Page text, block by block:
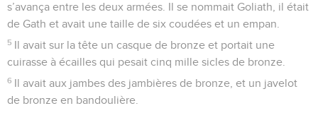
s’avança entre les deux armées. Il se nommait Goliath, il était
de Gath et avait une taille de six coudées et un empan.
5 Il avait sur la tête un casque de bronze et portait une
cuirasse à écailles qui pesait cinq mille sicles de bronze.
6 Il avait aux jambes des jambières de bronze, et un javelot
de bronze en bandoulière.